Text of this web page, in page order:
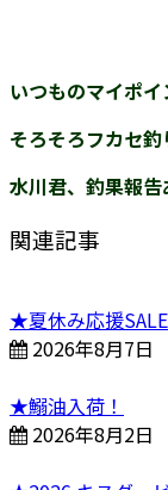
いつものマイポ
そろそろフカセ釣
水川君、釣果報
関連記事
★夏休み応援SALE
2026年8月7日
★鰯油入荷！
2026年8月2日